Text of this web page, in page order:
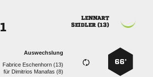

 

66’
Auswechslung
  
für   